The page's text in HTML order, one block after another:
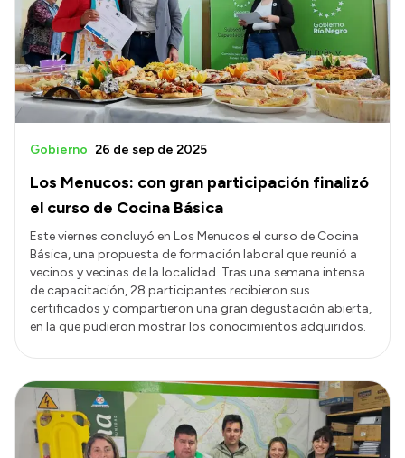
Transparencia
Presupuesto
Boletín Oficial
Compras y licitaciones
Consulta de expedientes
Convocatorias
Intranet
Login
Los Menucos: con gran participación finalizó
el curso de Cocina Básica
Gobierno 26 de sep de 2025
Este viernes concluyó en Los Menucos el curso de Cocina
Básica, una propuesta de formación laboral que reunió a
vecinos y vecinas de la localidad. Tras una semana intensa
de capacitación, 28 participantes recibieron sus
certificados y compartieron una gran degustación abierta,
en la que pudieron mostrar los conocimientos adquiridos.